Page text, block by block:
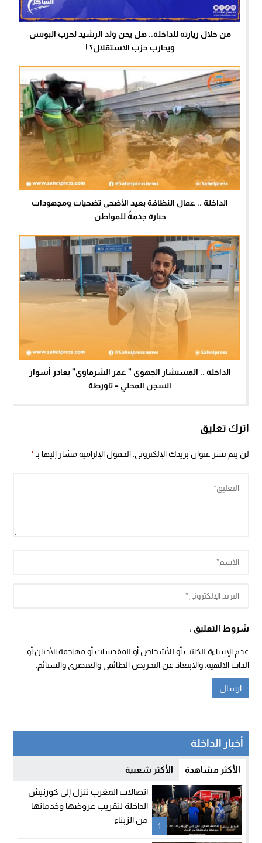
من خلال زيارته للداخلة.. هل يحن ولد الرشيد لحزب البونس
ويحارب حزب الاستقلال؟ !
الداخلة .. عمال النظافة بعيد الأضحى تضحيات ومجهودات
جبارة خِدمةً للمواطن
الداخلة .. المستشار الجهوي ” عمر الشرقاوي” يغادر أسوار
السجن المحلي – تاورطة
اترك تعليق
لن يتم نشر عنوان بريدك الإلكتروني. الحقول الإلزامية مشار إليها بـ*
شروط التعليق :
عدم الإساءة للكاتب أو للأشخاص أو للمقدسات أو مهاجمة الأديان أو
الذات الالهية. والابتعاد عن التحريض الطائفي والعنصري والشتائم.
أخبار الداخلة
الأكثر مشاهدة الأكثر شعبية
1
اتصالات المغرب تنزل إلى كورنيش
الداخلة لتقريب عروضها وخدماتها
من الزبناء